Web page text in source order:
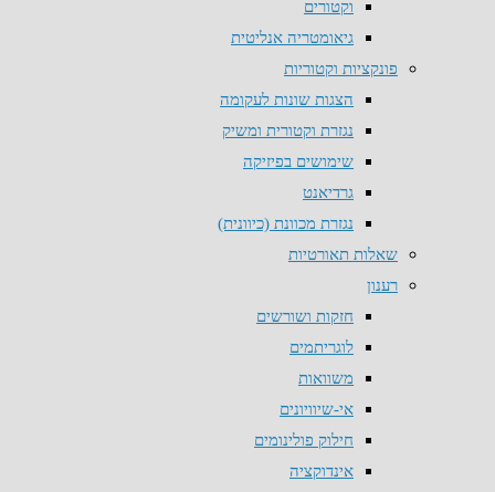
וקטורים
גיאומטריה אנליטית
פונקציות וקטוריות
הצגות שונות לעקומה
נגזרת וקטורית ומשיק
שימושים בפיזיקה
גרדיאנט
נגזרת מכוונת (כיוונית)
שאלות תאורטיות
רענון
חזקות ושורשים
לוגריתמים
משוואות
אי-שיוויונים
חילוק פולינומים
אינדוקציה